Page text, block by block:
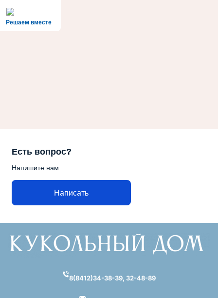
Решаем вместе
Есть вопрос?
Напишите нам
Написать
содержимому
8(8412)34-38-39, 32-48-89